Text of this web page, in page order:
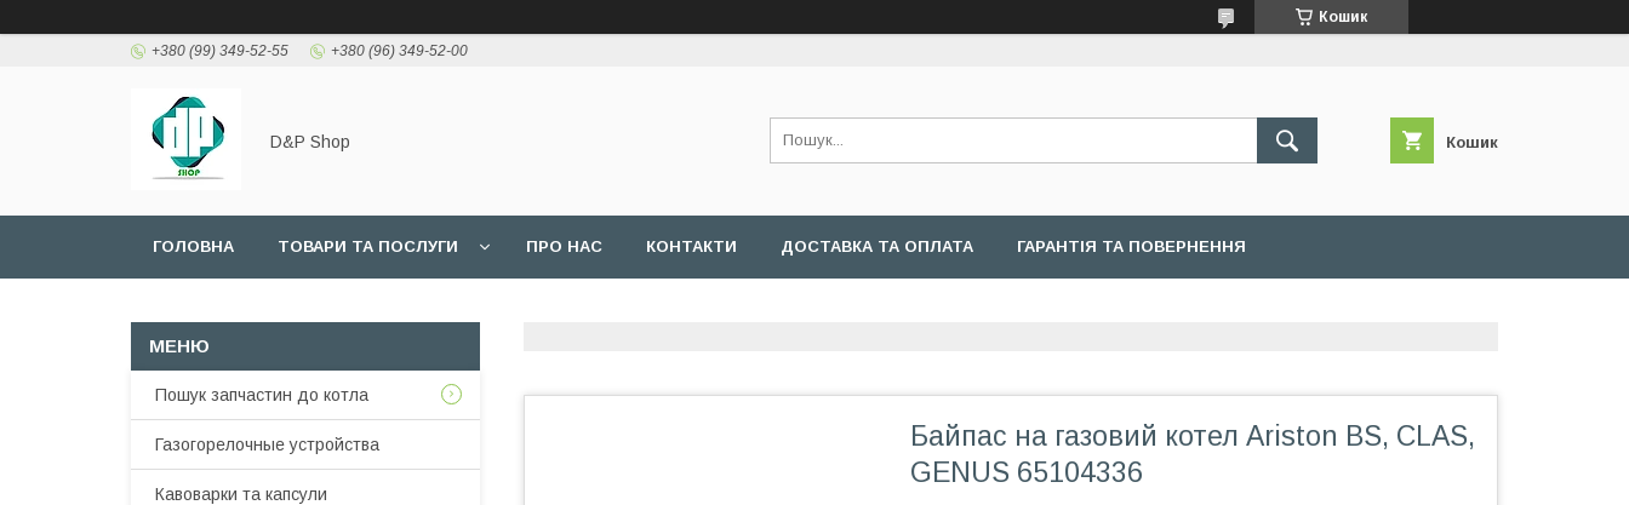
Кошик
+380 (99) 349-52-55 +380 (96) 349-52-00
D&P Shop Кошик
ГОЛОВНА ТОВАРИ ТА ПОСЛУГИ ПРО НАС КОНТАКТИ ДОСТАВКА ТА ОПЛАТА ГАРАНТІЯ ТА ПОВЕРНЕННЯ
Байпас на газовий котел Ariston BS, CLAS,
GENUS 65104336
Пошук запчастин до котла
Газогорелочные устройства
Кавоварки та капсули